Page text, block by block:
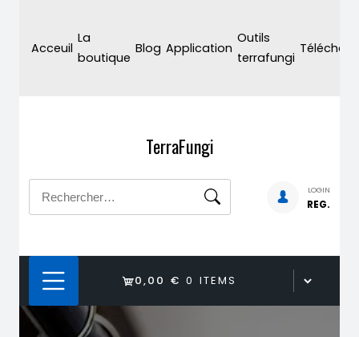
content
Acceuil
La
boutique
Blog Application
Outils
terrafungi
TerraFungi
Rechercher : LOGIN
REG.
0,00 € 0 ITEMS